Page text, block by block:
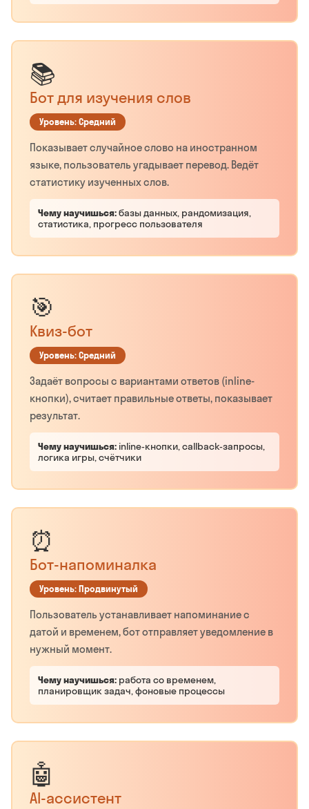
📚
Бот для изучения слов
Уровень: Средний
Показывает случайное слово на иностранном
языке, пользователь угадывает перевод. Ведёт
статистику изученных слов.
Чему научишься:базы данных, рандомизация,
статистика, прогресс пользователя
🎯
Квиз-бот
Уровень: Средний
Задаёт вопросы с вариантами ответов (inline-
кнопки), считает правильные ответы, показывает
результат.
Чему научишься: inline-кнопки, callback-запросы,
логика игры, счётчики
⏰
Бот-напоминалка
Уровень: Продвинутый
Пользователь устанавливает напоминание с
датой и временем, бот отправляет уведомление в
нужный момент.
Чему научишься: работа со временем,
планировщик задач, фоновые процессы
🤖
AI-ассистент